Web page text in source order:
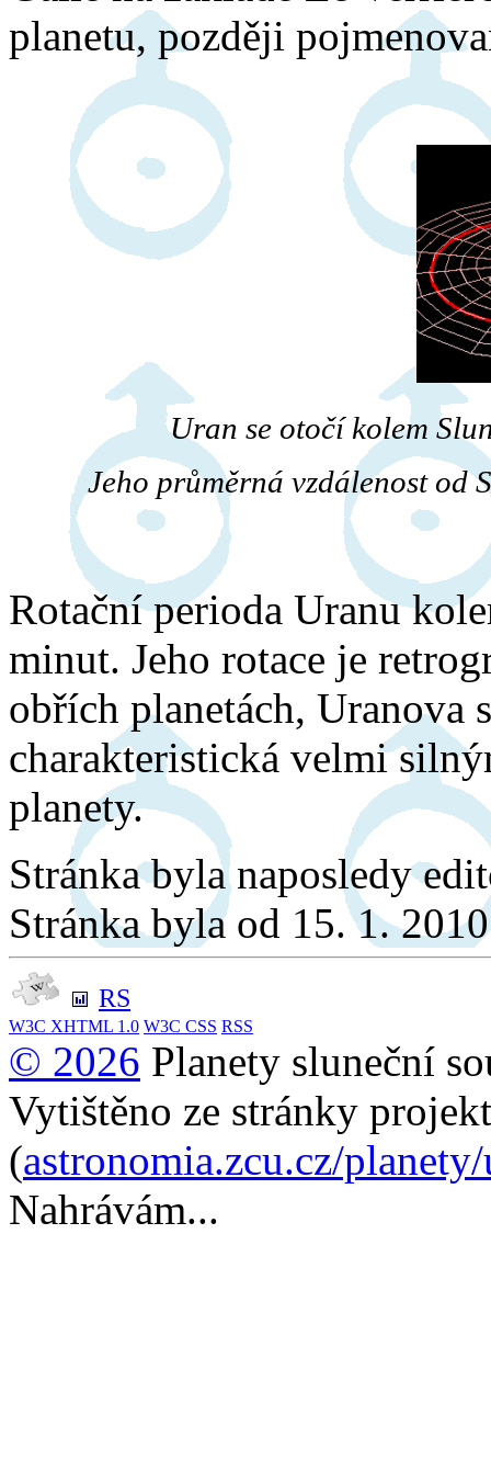
planetu, později
Uran se otočí kolem
Jeho průměrná vzdálenost od
Rotační perioda Uranu
minut. Jeho rotace je
obřích planetách, Uranova
charakteristická velmi
planety.
Stránka byla naposledy
Stránka byla od 15. 1.
RS
W3C XHTML 1.0 W3C CSS RSS
© 2026 Planety sluneční
Vytištěno ze stránky
(astronomia.zcu.cz/
Nahrávám...